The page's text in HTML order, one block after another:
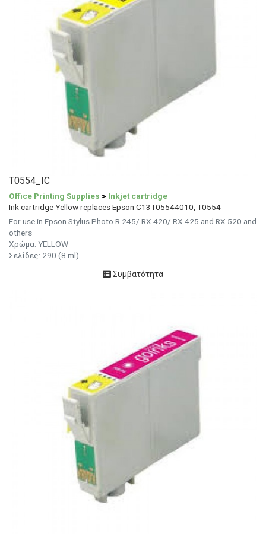
T0554_IC
Office Printing Supplies > Inkjet cartridge
Ink cartridge Yellow replaces Epson C13T05544010, T0554
For use in Epson Stylus Photo R 245/ RX 420/ RX 425 and RX 520 and
others
Χρώμα: YELLOW
Σελίδες: 290 (8 ml)
Συμβατότητα